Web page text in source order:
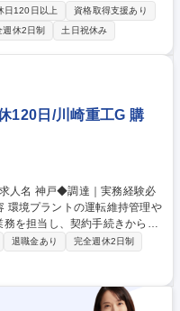
な役割を果たしていただくこ
として、見積取得から価格・
課題の解決まで、調達業務全
のは数社から十数社のサプラ
がら、安定供給と競争力向上
【愛知】民間航空機用購入部品 購買職
日120日以上
資格取得支援あり
週休2日制 土日祝休み
120日/川崎重工G 購
を担当し、契約手続きから発
す◎ ■環境プラント
当 ■サプライヤーとの契約締
求書処理、検収、支払いまで
を活用した物品承認・支払い
納期の最適化を推進 ■調達プ
退職金あり
完全週休2日制